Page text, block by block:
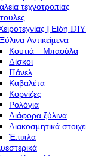
τεχνοτροπίας
| Είδη
Ξύλινα Αντικείμενα
Κουτιά - Μπαούλα
Δίσκοι
Πάνελ
Καβαλέτα
Κορνίζες
Ρολόγια
Διάφορα ξύλινα
Διακοσμητικά
Έπιπλα